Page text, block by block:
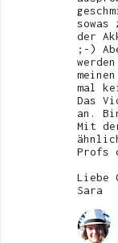
sowas
der
;-)
mal
Das
an.
Mit
Profs
Liebe
Sara